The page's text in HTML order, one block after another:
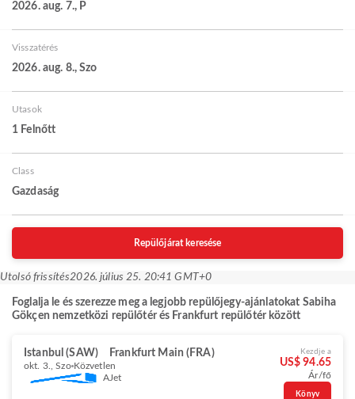
2026. aug. 7., P
Visszatérés
2026. aug. 8., Szo
Utasok
1 Felnőtt
Class
Gazdaság
Repülőjárat keresése
Utolsó frissítés2026. július 25. 20:41 GMT+0
Foglalja le és szerezze meg a legjobb repülőjegy-ajánlatokat Sabiha
Gökçen nemzetközi repülőtér és Frankfurt repülőtér között
Istanbul (SAW) Frankfurt Main (FRA)
okt. 3., Szo Közvetlen
AJet
Kezdje a
US$ 94.65
Ár/fő
Könyv